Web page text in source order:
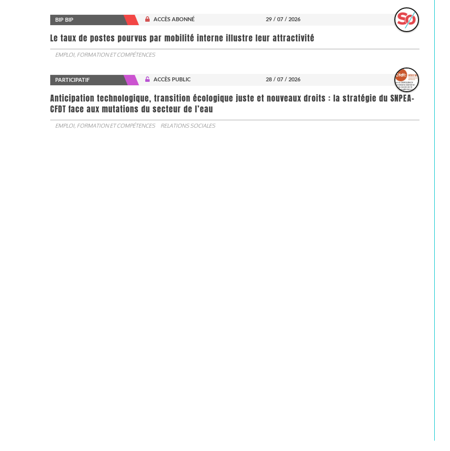
BIP BIP ACCÈS ABONNÉ 29 / 07 / 2026
Le taux de postes pourvus par mobilité interne illustre leur attractivité
EMPLOI, FORMATION ET COMPÉTENCES
PARTICIPATIF ACCÈS PUBLIC 28 / 07 / 2026
Anticipation technologique, transition écologique juste et nouveaux droits : la stratégie du SNPEA-
CFDT face aux mutations du secteur de l’eau
EMPLOI, FORMATION ET COMPÉTENCES RELATIONS SOCIALES